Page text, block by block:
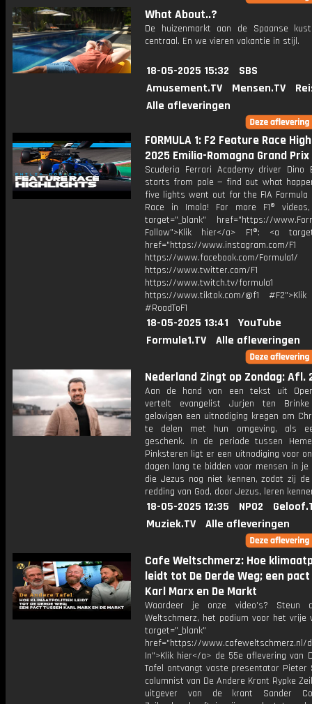
What About..?
De huizenmarkt aan de Spaanse
centraal. En we vieren vakantie in stijl.
18-05-2025 15:32
SBS
Amusement.TV
Mensen.TV
Alle afleveringen
FORMULA 1: F2 Feature Race
2025 Emilia-Romagna Grand Prix
Scuderia Ferrari Academy driver Dino
starts from pole — find out what
five lights went out for the FIA Formula
Race in Imola! For more F1®
target="_blank" href="https://
Follow">Klik hier</a> F1®: <a
href="https://www.instagram.com/F1
https://www.facebook.com/Formula1/
https://www.twitter.com/F1
https://www.twitch.tv/formula1
https://www.tiktok.com/@f1
#RoadToF1
18-05-2025 13:41
YouTube
Formule1.TV
Alle afleveringen
Nederland Zingt op Zondag: Afl.
Aan de hand van een tekst uit
vertelt evangelist Jurjen ten
gelovigen een uitnodiging kregen om
te delen met hun omgeving, als
geschenk. In de periode tussen
Pinksteren ligt er een uitnodiging voor
dagen lang te bidden voor mensen in je
die Jezus nog niet kennen, zodat zij
redding van God, door Jezus, leren
18-05-2025 12:35 NPO2
Muziek.TV
Alle afleveringen
Cafe Weltschmerz: Hoe
leidt tot De Derde Weg; een
Karl Marx en De Markt
Waardeer je onze video's? Steun
Weltschmerz, het podium voor het vrije
target="_blank"
href="https://www.cafeweltschmerz.nl/
In">Klik hier</a> de 55e aflevering van
Tafel ontvangt vaste presentator Pieter
columnist van De Andere Krant Rypke
uitgever van de krant Sander